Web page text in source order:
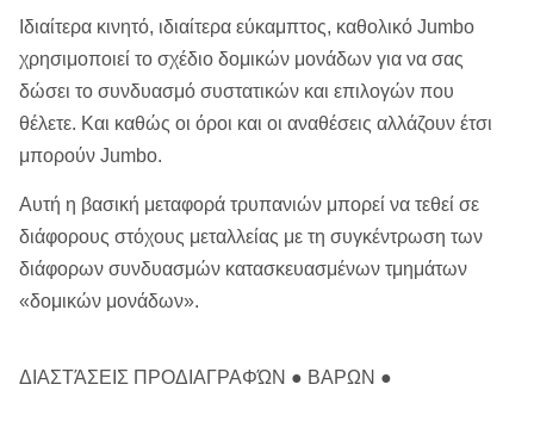
Ιδιαίτερα κινητό, ιδιαίτερα εύκαμπτος, καθολικό Jumbo
χρησιμοποιεί το σχέδιο δομικών μονάδων για να σας
δώσει το συνδυασμό συστατικών και επιλογών που
θέλετε. Και καθώς οι όροι και οι αναθέσεις αλλάζουν έτσι
μπορούν Jumbo.
Αυτή η βασική μεταφορά τρυπανιών μπορεί να τεθεί σε
διάφορους στόχους μεταλλείας με τη συγκέντρωση των
διάφορων συνδυασμών κατασκευασμένων τμημάτων
«δομικών μονάδων».
ΔΙΑΣΤΆΣΕΙΣ ΠΡΟΔΙΑΓΡΑΦΏΝ ● ΒΑΡΩΝ ●